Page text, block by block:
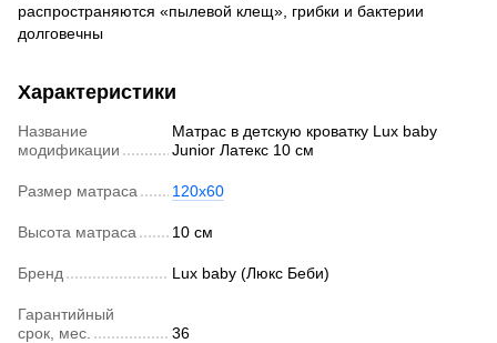
распространяются «пылевой клещ», грибки и бактерии
долговечны
Характеристики
Название
модификации
Матрас в детскую кроватку Lux baby
Junior Латекс 10 см
Размер матраса 120х60
Высота матраса 10 см
Бренд Lux baby (Люкс Беби)
Гарантийный
срок, мес.
36